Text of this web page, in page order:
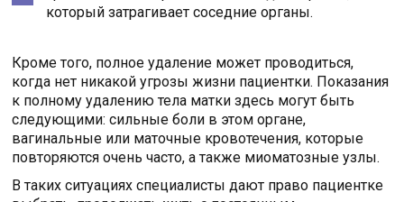
который затрагивает соседние органы.
Кроме того, полное удаление может проводиться,
когда нет никакой угрозы жизни пациентки. Показания
к полному удалению тела матки здесь могут быть
следующими: сильные боли в этом органе,
вагинальные или маточные кровотечения, которые
повторяются очень часто, а также миоматозные узлы.
В таких ситуациях специалисты дают право пациентке